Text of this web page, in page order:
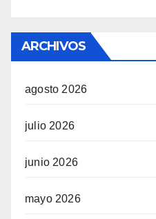
ARCHIVOS
agosto 2026
julio 2026
junio 2026
mayo 2026